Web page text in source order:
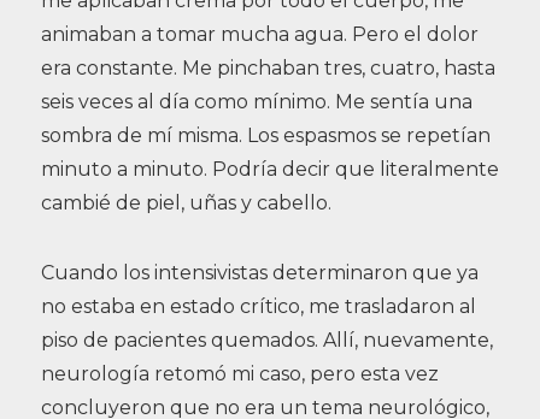
animaban a tomar mucha agua. Pero el dolor
era constante. Me pinchaban tres, cuatro, hasta
seis veces al día como mínimo. Me sentía una
sombra de mí misma. Los espasmos se repetían
minuto a minuto. Podría decir que literalmente
cambié de piel, uñas y cabello.
Cuando los intensivistas determinaron que ya
no estaba en estado crítico, me trasladaron al
piso de pacientes quemados. Allí, nuevamente,
neurología retomó mi caso, pero esta vez
concluyeron que no era un tema neurológico,